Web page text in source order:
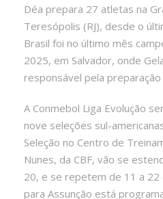
Déa prepara 27 atletas na
Teresópolis (RJ), desde o
Brasil foi no último mês
2025, em Salvador, onde
responsável pela preparação
A Conmebol Liga Evolução
nove seleções sul-
Seleção no Centro de
Nunes, da CBF, vão se
20, e se repetem de 11 a
para Assunção está